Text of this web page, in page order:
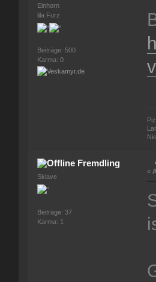
Einhorn
lila Furz
Beiträge: 500
Karma: 0
Fremdling
Sklave
Beiträge: 37
Karma: 1
«